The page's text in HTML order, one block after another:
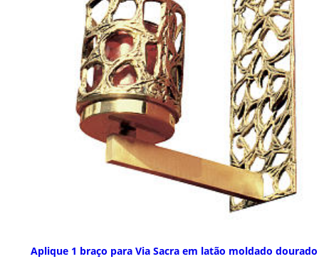
Aplique 1 braço para Via Sacra em latão moldado dourado